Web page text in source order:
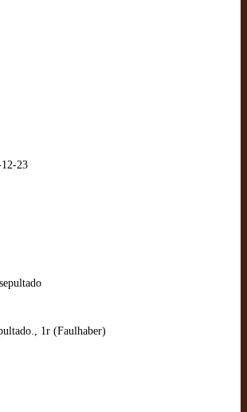
23
1r (Faulhaber)